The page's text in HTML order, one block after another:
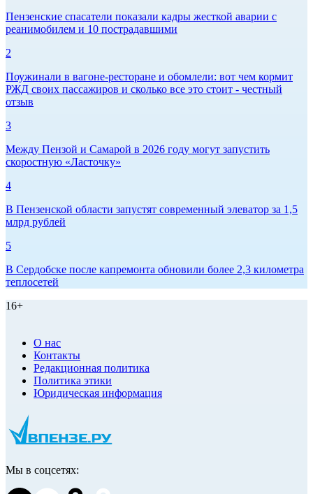
Пензенские спасатели показали кадры жесткой аварии с
реанимобилем и 10 пострадавшими
2
Поужинали в вагоне-ресторане и обомлели: вот чем кормит
РЖД своих пассажиров и сколько все это стоит - честный
отзыв
3
Между Пензой и Самарой в 2026 году могут запустить
скоростную «Ласточку»
4
В Пензенской области запустят современный элеватор за 1,5
млрд рублей
5
В Сердобске после капремонта обновили более 2,3 километра
теплосетей
16+
О нас
Контакты
Редакционная политика
Политика этики
Юридическая информация
Мы в соцсетях: